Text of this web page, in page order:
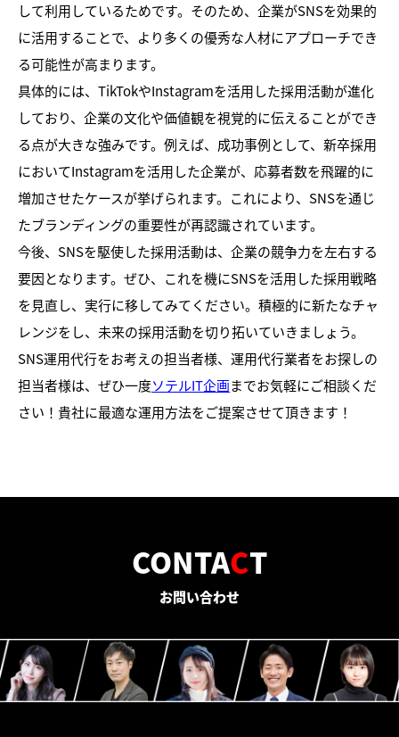
して利用しているためです。そのため、企業がSNSを効果的
に活用することで、より多くの優秀な人材にアプローチでき
る可能性が高まります。
具体的には、TikTokやInstagramを活用した採用活動が進化
しており、企業の文化や価値観を視覚的に伝えることができ
る点が大きな強みです。例えば、成功事例として、新卒採用
においてInstagramを活用した企業が、応募者数を飛躍的に
増加させたケースが挙げられます。これにより、SNSを通じ
たブランディングの重要性が再認識されています。
今後、SNSを駆使した採用活動は、企業の競争力を左右する
要因となります。ぜひ、これを機にSNSを活用した採用戦略
を見直し、実行に移してみてください。積極的に新たなチャ
レンジをし、未来の採用活動を切り拓いていきましょう。
SNS運用代行をお考えの担当者様、運用代行業者をお探しの
担当者様は、ぜひ一度ソテルIT企画までお気軽にご相談くだ
さい！貴社に最適な運用方法をご提案させて頂きます！
CONTACT
お問い合わせ